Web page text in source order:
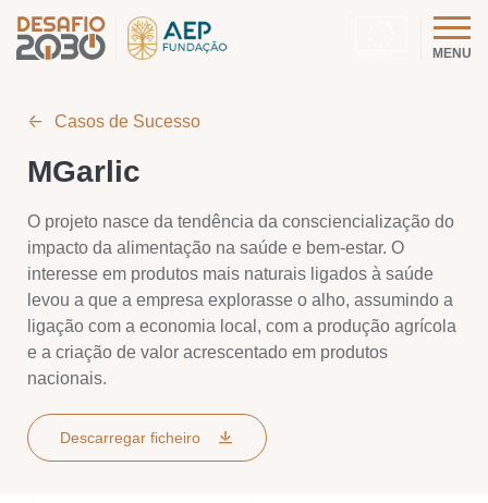
MENU
Casos de Sucesso
MGarlic
O projeto nasce da tendência da consciencialização do
impacto da alimentação na saúde e bem-estar. O
interesse em produtos mais naturais ligados à saúde
levou a que a empresa explorasse o alho, assumindo a
ligação com a economia local, com a produção agrícola
e a criação de valor acrescentado em produtos
nacionais.
Descarregar ficheiro